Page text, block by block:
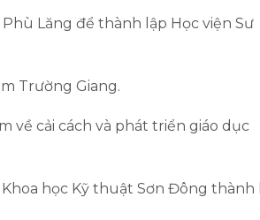
Phù Lăng để thành lập Học viện Sư
Trường Giang.
về cải cách và phát triển giáo dục
Khoa học Kỹ thuật Sơn Đông thành